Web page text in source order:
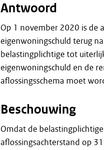
Antwoord
Op 1 november 2020 is de
eigenwoningschuld terug
belastingplichtige tot
eigenwoningschuld en de
aflossingsschema moet
Beschouwing
Omdat de
aflossingsachterstand op